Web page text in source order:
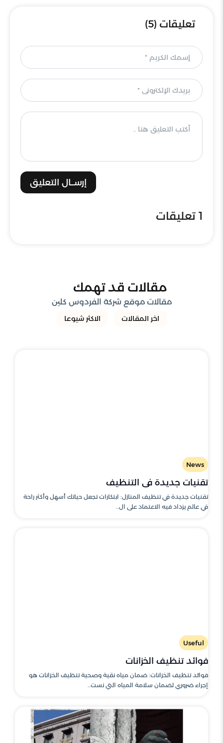
تعليقات (5)
إرســال التعليق
1 تعليقات
مقالات قد تهمك
مقالات موقع شركة الفردوس كلين
اخر المقالات الاكثر شيوعا
News
تقنيات جديدة في التنظيف
تقنيات جديدة في تنظيف المنازل: ابتكارات تجعل حياتك أسهل وأكثر راحة
في عالم يزداد فيه الاعتماد على ال..
Useful
فوائد تنظيف الخزانات
فوائد تنظيف الخزانات: ضمان مياه نقية وصحية تنظيف الخزانات هو
إجراء ضروري لضمان سلامة المياه التي نست..